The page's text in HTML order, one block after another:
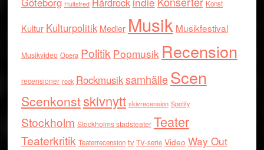
Hultsfred Konst
Kultur Kulturpolitik Medier Musik Musikfestival
Musikvideo Opera Politik Popmusik Recension
recensioner rock RockmusiksamhälleScen
Scenkonstskivnytt skivrecension Spotify
Stockholm Stockholms stadsteater Teater
Teaterkritik Teaterrecension tv TV-serie Video Way Out